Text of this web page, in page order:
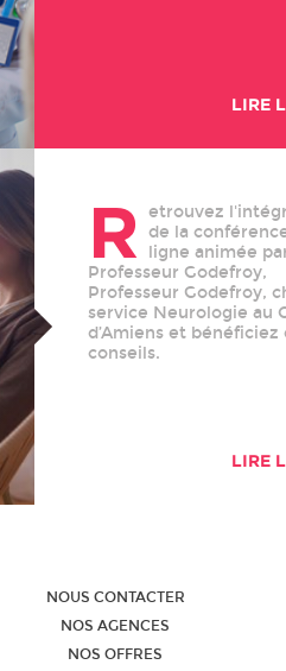
LIRE
R
etrouvez
de la
ligne animée
Professeur Godefroy,
Professeur Godefroy,
service Neurologie au
d’Amiens et bénéficiez
conseils.
LIRE
NOUS CONTACTER
NOS AGENCES
NOS OFFRES